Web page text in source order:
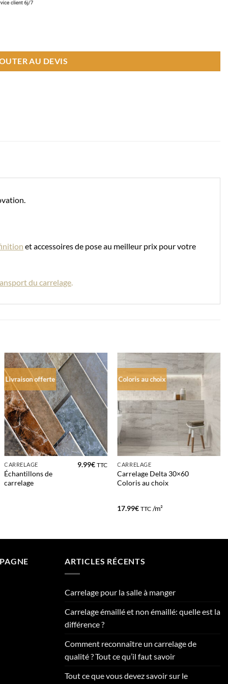
AU DEVIS
et accessoires de pose au meilleur prix pour votre
du carrelage.
Livraison offerte
CARRELAGE
Échantillons de
carrelage
9.99€ TTC
Coloris au choix
CARRELAGE
Carrelage Delta 30×60
Coloris au choix
17.99€ TTC /m²
ARTICLES RÉCENTS
Carrelage pour la salle à manger
Carrelage émaillé et non émaillé: quelle est la
différence ?
Comment reconnaître un carrelage de
qualité ? Tout ce qu’il faut savoir
Tout ce que vous devez savoir sur le